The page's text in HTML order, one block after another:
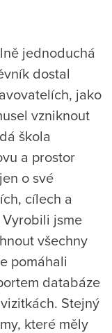
jednoduchá
dostal
jako
vzniknout
škola
a prostor
o své
cílech a
jsme
všechny
pomáhali
databáze
Stejný
které měly